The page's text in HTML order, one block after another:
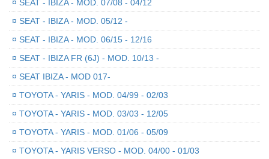
¤ SEAT - IBIZA - MOD. 07/08 - 04/12
¤ SEAT - IBIZA - MOD. 05/12 -
¤ SEAT - IBIZA - MOD. 06/15 - 12/16
¤ SEAT - IBIZA FR (6J) - MOD. 10/13 -
¤ SEAT IBIZA - MOD 017-
¤ TOYOTA - YARIS - MOD. 04/99 - 02/03
¤ TOYOTA - YARIS - MOD. 03/03 - 12/05
¤ TOYOTA - YARIS - MOD. 01/06 - 05/09
¤ TOYOTA - YARIS VERSO - MOD. 04/00 - 01/03